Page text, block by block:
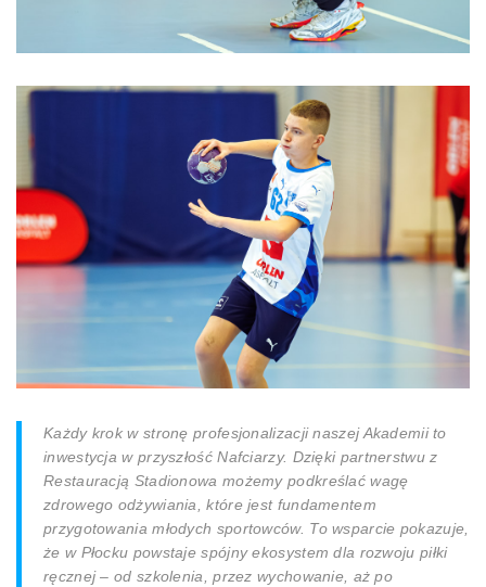
Każdy krok w stronę profesjonalizacji naszej Akademii to
inwestycja w przyszłość Nafciarzy. Dzięki partnerstwu z
Restauracją Stadionowa możemy podkreślać wagę
zdrowego odżywiania, które jest fundamentem
przygotowania młodych sportowców. To wsparcie pokazuje,
że w Płocku powstaje spójny ekosystem dla rozwoju piłki
ręcznej – od szkolenia, przez wychowanie, aż po